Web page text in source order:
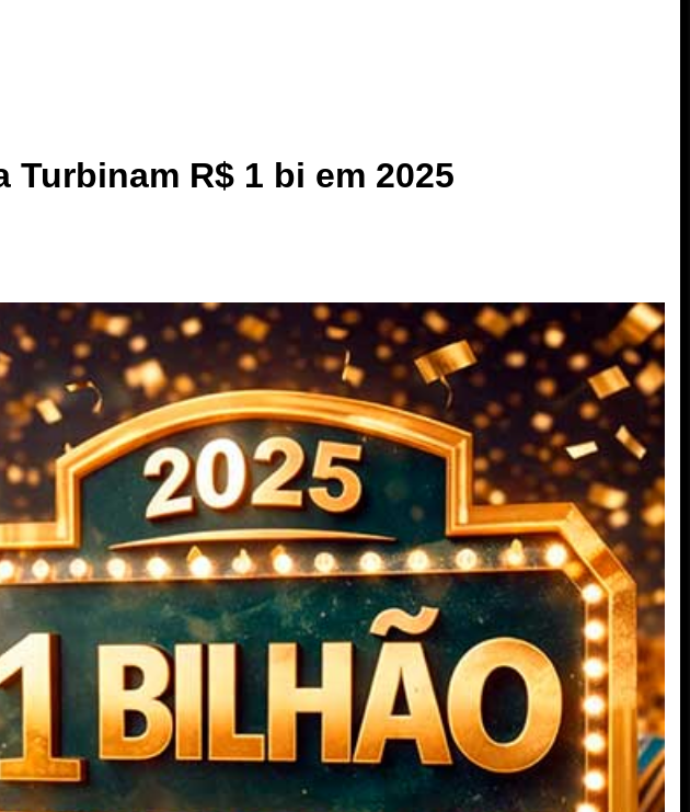
Turbinam R$ 1 bi em 2025